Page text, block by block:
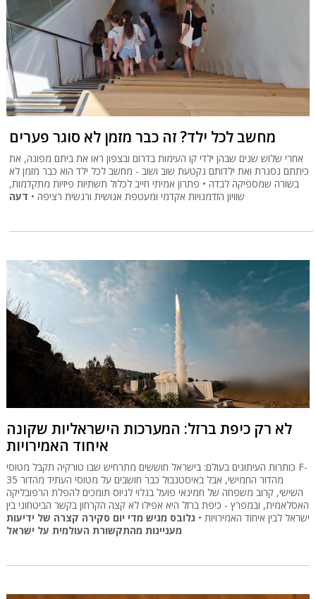
מחשב לכל ילד? זה כבר מזמן לא סוגר פערים
אחרי שלוש שנים שבהן ילדי קו העימות בדרום ובצפון ראו את ביתם מפונה, את
כיתתם נסגרת ואת ילדותם נקטעת שוב ושוב - מחשב לכל ילד הוא כבר מזמן לא
בשורה שמספיקה לבדה • פתרון אמיתי חייב לכלול תשתיות פיזיות מתקדמות,
שוויון הזדמנויות אקדמי ומעטפת אנושית ורגשית רציפה • דעה
לא רק כיפת ברזל: המערכות הישראליות שקונה
איחוד האמירויות
כותרות העיתונים בעולם: בישראל חוששים מתרחיש שבו טורקיה תקבל מטוסי F-
35 מהדור החמישי, אבל באיסטנבול כבר חושבים על מטוסי העתיד מהדור
השישי, קרוב משפחה של חמינאי פועל בגלוי לגיוס תומכים להפלת הרפובליקה
האסלאמית, ובמפרץ - כיפת ברזל היא אפילו לא קצה הקרחון בקשר הביטחוני בין
ישראל לבין איחוד האמירויות • גלובס מגיש מדי יום סקירה קצרה של ידיעות
מעניינות מהתקשורת העולמית על ישראל